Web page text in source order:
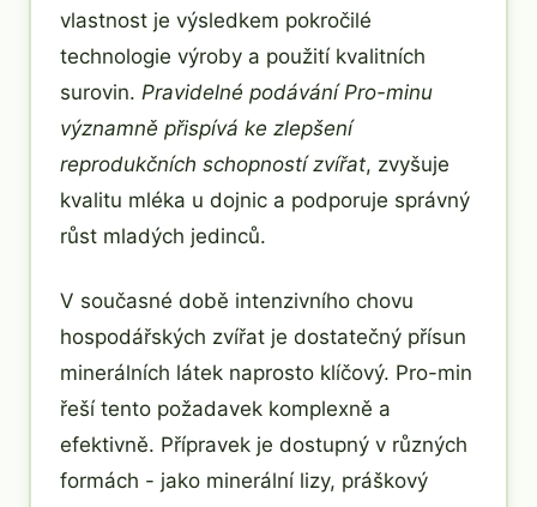
vlastnost je výsledkem pokročilé
technologie výroby a použití kvalitních
surovin. Pravidelné podávání Pro-minu
významně přispívá ke zlepšení
reprodukčních schopností zvířat, zvyšuje
kvalitu mléka u dojnic a podporuje správný
růst mladých jedinců.
V současné době intenzivního chovu
hospodářských zvířat je dostatečný přísun
minerálních látek naprosto klíčový. Pro-min
řeší tento požadavek komplexně a
efektivně. Přípravek je dostupný v různých
formách - jako minerální lizy, práškový